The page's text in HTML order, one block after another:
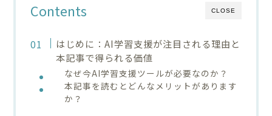
CLOSE
Contents
はじめに：AI学習支援が注目される理由と
本記事で得られる価値
なぜ今AI学習支援ツールが必要なのか？
本記事を読むとどんなメリットがあります
か？